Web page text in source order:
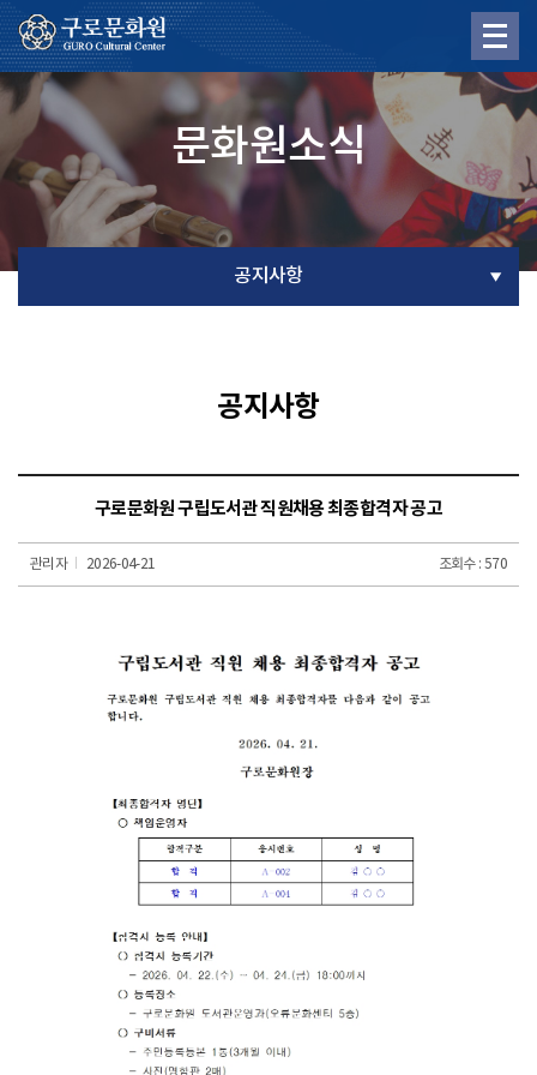
문화원소식
공지사항
공지사항
구로문화원 구립도서관 직원채용 최종합격자 공고
관리자 2026-04-21 조회수 : 570